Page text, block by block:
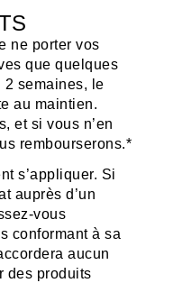
ne porter vos
que quelques
2 semaines, le
au maintien.
et si vous n’en
rembourserons.*
s’appliquer. Si
auprès d’un
vous
conformant à sa
aucun
des produits